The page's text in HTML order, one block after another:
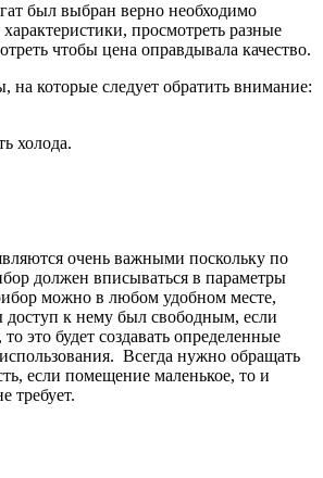
был выбран верно необходимо
характеристики, просмотреть разные
чтобы цена оправдывала качество.
на которые следует обратить внимание:
холода.
очень важными поскольку по
должен вписываться в параметры
можно в любом удобном месте,
доступ к нему был свободным, если
это будет создавать определенные
Всегда нужно обращать
если помещение маленькое, то и
требует.